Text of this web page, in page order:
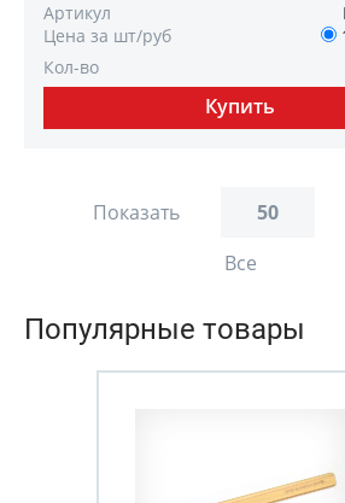
Артикул
Цена за шт/руб
Кол-во
Показать 50
Все
Популярные товары